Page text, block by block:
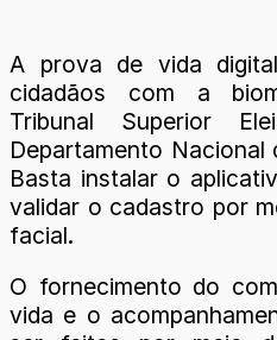
A prova de vida
cidadãos com a
Tribunal Superior
Departamento Nacional
Basta instalar o
validar o cadastro por
facial.
O fornecimento do
vida e o